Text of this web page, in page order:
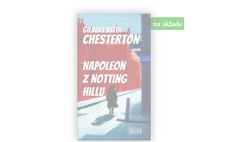
na sklade